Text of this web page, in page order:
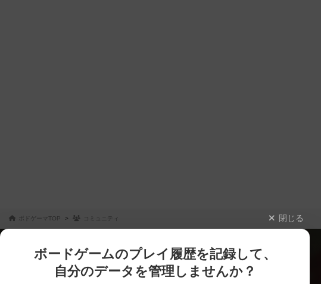
ボドゲーマTOP コミュニティ 閉じる
ボードゲームのプレイ履歴を記録して、
自分のデータを管理しませんか？